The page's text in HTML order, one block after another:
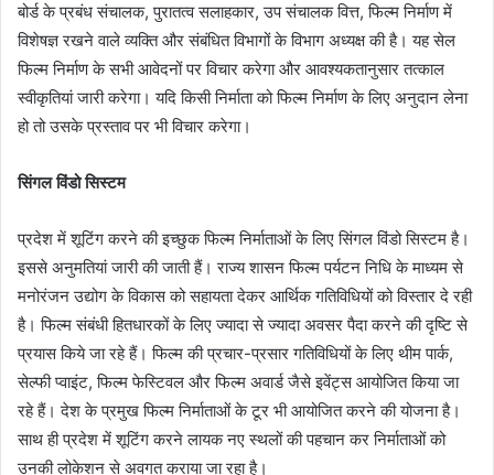
बोर्ड के प्रबंध संचालक, पुरातत्व सलाहकार, उप संचालक वित्त, फिल्म निर्माण में
विशेषज्ञ रखने वाले व्यक्ति और संबंधित विभागों के विभाग अध्यक्ष की है। यह सेल
फिल्म निर्माण के सभी आवेदनों पर विचार करेगा और आवश्यकतानुसार तत्काल
स्वीकृतियां जारी करेगा। यदि किसी निर्माता को फिल्म निर्माण के लिए अनुदान लेना
हो तो उसके प्रस्ताव पर भी विचार करेगा।
सिंगल विंडो सिस्टम
प्रदेश में शूटिंग करने की इच्छुक फिल्म निर्माताओं के लिए सिंगल विंडो सिस्टम है।
इससे अनुमतियां जारी की जाती हैं। राज्य शासन फिल्म पर्यटन निधि के माध्यम से
मनोरंजन उद्योग के विकास को सहायता देकर आर्थिक गतिविधियों को विस्तार दे रही
है। फिल्म संबंधी हितधारकों के लिए ज्यादा से ज्यादा अवसर पैदा करने की दृष्टि से
प्रयास किये जा रहे हैं। फिल्म की प्रचार-प्रसार गतिविधियों के लिए थीम पार्क,
सेल्फी प्वाइंट, फिल्म फेस्टिवल और फिल्म अवार्ड जैसे इवेंट्स आयोजित किया जा
रहे हैं। देश के प्रमुख फिल्म निर्माताओं के टूर भी आयोजित करने की योजना है।
साथ ही प्रदेश में शूटिंग करने लायक नए स्थलों की पहचान कर निर्माताओं को
उनकी लोकेशन से अवगत कराया जा रहा है।